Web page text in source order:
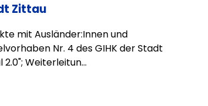
Zittau
mit Ausländer:Innen und
Nr. 4 des GIHK der Stadt
Weiterleitun...